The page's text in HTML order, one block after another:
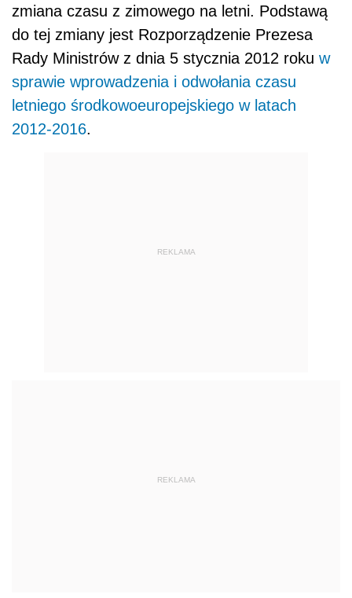
zmiana czasu z zimowego na letni. Podstawą
do tej zmiany jest Rozporządzenie Prezesa
Rady Ministrów z dnia 5 stycznia 2012 roku w
sprawie wprowadzenia i odwołania czasu
letniego środkowoeuropejskiego w latach
2012-2016.
REKLAMA
REKLAMA